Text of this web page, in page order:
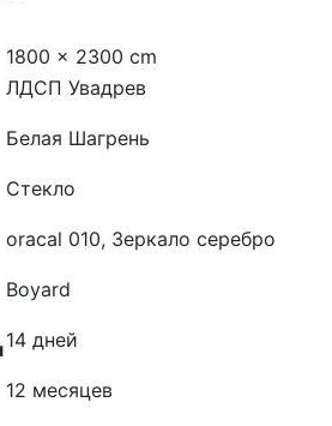
1800 × 2300 cm
ЛДСП Увадрев
Белая Шагрень
Стекло
oracal 010, Зеркало серебро
Boyard
14 дней
12 месяцев